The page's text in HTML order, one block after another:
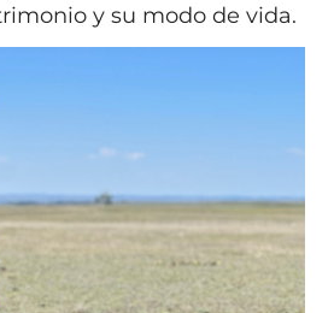
y su modo de vida.